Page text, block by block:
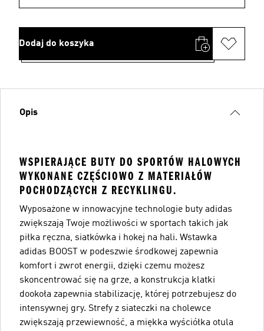
Dodaj do koszyka
Opis
WSPIERAJĄCE BUTY DO SPORTÓW HALOWYCH
WYKONANE CZĘŚCIOWO Z MATERIAŁÓW
POCHODZĄCYCH Z RECYKLINGU.
Wyposażone w innowacyjne technologie buty adidas
zwiększają Twoje możliwości w sportach takich jak
piłka ręczna, siatkówka i hokej na hali. Wstawka
adidas BOOST w podeszwie środkowej zapewnia
komfort i zwrot energii, dzięki czemu możesz
skoncentrować się na grze, a konstrukcja klatki
dookoła zapewnia stabilizację, której potrzebujesz do
intensywnej gry. Strefy z siateczki na cholewce
zwiększają przewiewność, a miękka wyściółka otula